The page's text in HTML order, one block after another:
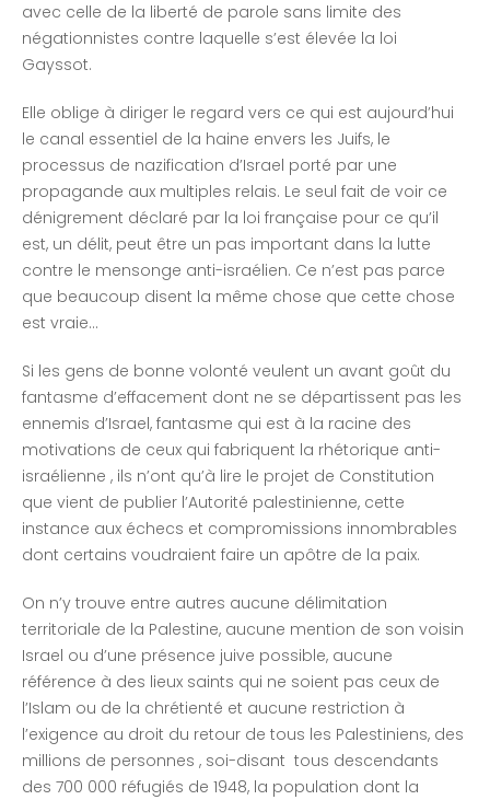
avec celle de la liberté de parole sans limite des
négationnistes contre laquelle s’est élevée la loi
Gayssot.
Elle oblige à diriger le regard vers ce qui est aujourd’hui
le canal essentiel de la haine envers les Juifs, le
processus de nazification d’Israel porté par une
propagande aux multiples relais. Le seul fait de voir ce
dénigrement déclaré par la loi française pour ce qu’il
est, un délit, peut être un pas important dans la lutte
contre le mensonge anti-israélien. Ce n’est pas parce
que beaucoup disent la même chose que cette chose
est vraie…
Si les gens de bonne volonté veulent un avant goût du
fantasme d’effacement dont ne se départissent pas les
ennemis d’Israel, fantasme qui est à la racine des
motivations de ceux qui fabriquent la rhétorique anti-
israélienne , ils n’ont qu’à lire le projet de Constitution
que vient de publier l’Autorité palestinienne, cette
instance aux échecs et compromissions innombrables
dont certains voudraient faire un apôtre de la paix.
On n’y trouve entre autres aucune délimitation
territoriale de la Palestine, aucune mention de son voisin
Israel ou d’une présence juive possible, aucune
référence à des lieux saints qui ne soient pas ceux de
l’Islam ou de la chrétienté et aucune restriction à
l’exigence au droit du retour de tous les Palestiniens, des
millions de personnes , soi-disant tous descendants
des 700 000 réfugiés de 1948, la population dont la